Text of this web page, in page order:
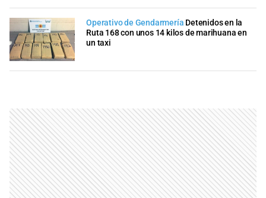
Operativo de Gendarmería Detenidos en la
Ruta 168 con unos 14 kilos de marihuana en
un taxi